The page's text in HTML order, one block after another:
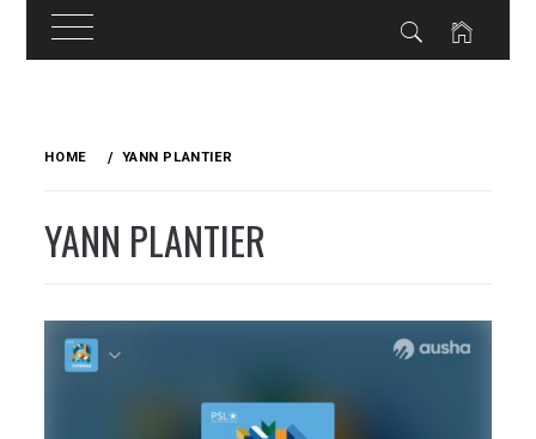
HOME YANN PLANTIER
YANN PLANTIER